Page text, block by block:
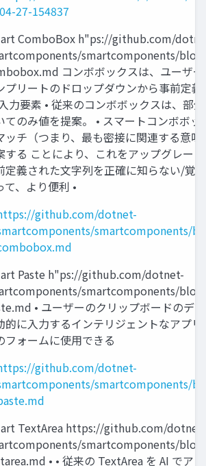
04-27-154837
ComboBox h"ps://github.com/
smartcomponents/
コンボボックスは、ユーザ
プリートのドロップダウンから事前定
⼒要素 • 従来のコンボボックスは、部
てのみ値を提案。 • スマートコンボボ
ッチ（つまり、最も密接に関連する意
する ことにより、これをアップグレー
定義された⽂字列を正確に知らない/覚
て、より便利 •
github.com/dotnet-
smartcomponents/
Paste h"ps://github.com/dotnet-
smartcomponents/
• ユーザーのクリップボードのデ
的に⼊⼒するインテリジェントなアプ
フォームに使⽤できる
github.com/dotnet-
smartcomponents/
TextArea https://github.com/dotnet-
smartcomponents/
• • 従来の TextArea を AI でア